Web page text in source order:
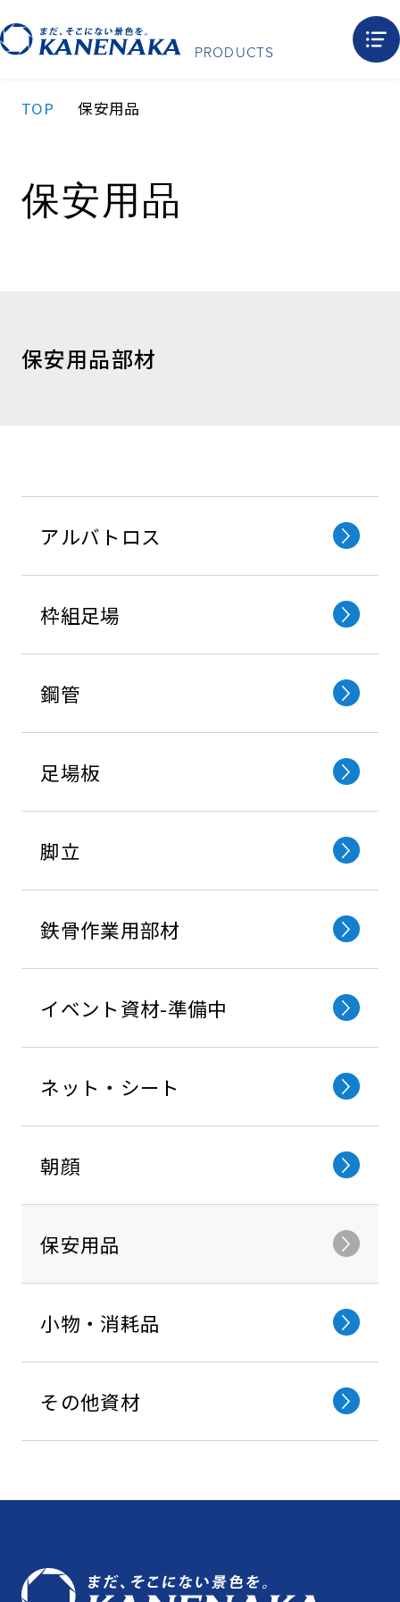
PRODUCTS
TOP 保安⽤品
保安⽤品
保安用品部材
アルバトロス
枠組⾜場
鋼管
⾜場板
脚立
鉄⾻作業⽤部材
イベント資材-準備中
ネット・シート
朝顔
保安⽤品
小物・消耗品
その他資材